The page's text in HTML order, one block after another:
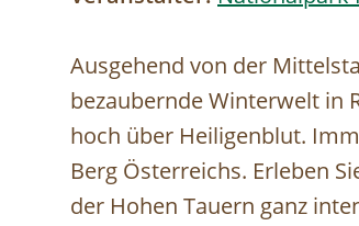
Ausgehend von der
bezaubernde Winterwelt in
hoch über Heiligenblut.
Berg Österreichs. Erleben
der Hohen Tauern ganz